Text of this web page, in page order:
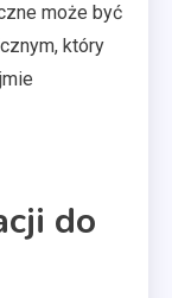
może być
który
do